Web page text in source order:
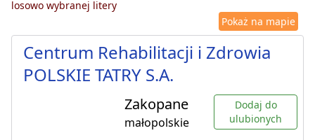
losowo wybranej litery
Pokaż na mapie
Centrum Rehabilitacji i Zdrowia
POLSKIE TATRY S.A.
Zakopane
małopolskie
Dodaj do
ulubionych